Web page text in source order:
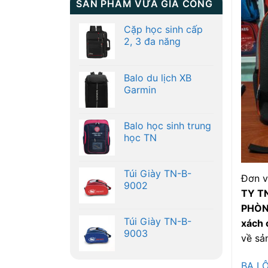
SẢN PHẨM VỪA GIA CÔNG
Cặp học sinh cấp
2, 3 đa năng
Balo du lịch XB
Garmin
Balo học sinh trung
học TN
Túi Giày TN-B-
9002
Túi Giày TN-B-
9003
Đơn
TY
xách
về
BA